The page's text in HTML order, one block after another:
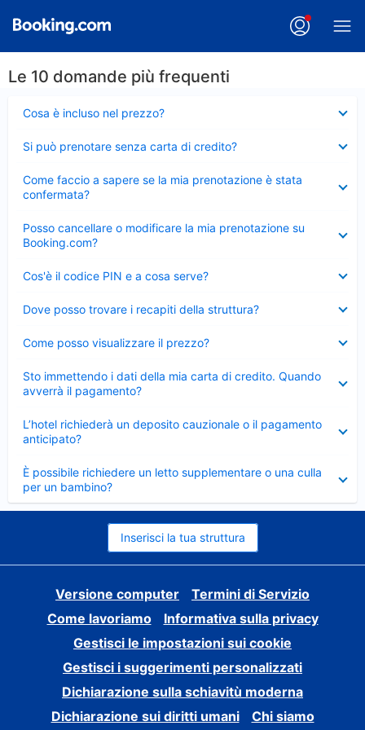
Le 10 domande più frequenti
Cosa è incluso nel prezzo?
chiuso
Si può prenotare senza carta di credito?
chiuso
Come faccio a sapere se la mia prenotazione è stata
confermata?
chiuso
Posso cancellare o modificare la mia prenotazione su
Booking.com?
chiuso
Cos'è il codice PIN e a cosa serve?
chiuso
Dove posso trovare i recapiti della struttura?
chiuso
Come posso visualizzare il prezzo?
chiuso
Sto immettendo i dati della mia carta di credito. Quando
avverrà il pagamento?
chiuso
L’hotel richiederà un deposito cauzionale o il pagamento
anticipato?
chiuso
È possibile richiedere un letto supplementare o una culla
per un bambino?
Elemento
chiuso
Inserisci la tua struttura
Versione computer
Termini di Servizio
Come lavoriamo
Informativa sulla privacy
Gestisci le impostazioni sui cookie
Gestisci i suggerimenti personalizzati
Dichiarazione sulla schiavitù moderna
Dichiarazione sui diritti umani
Chi siamo